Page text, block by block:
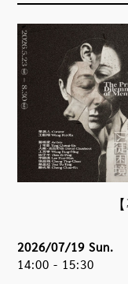
2026/07/19 Sun.
14:00 - 15:30